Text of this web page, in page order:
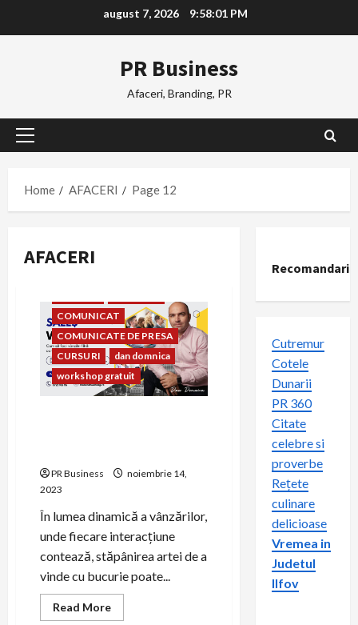
august 7, 2026 9:58:02 PM
PR Business
Afaceri, Branding, PR
Primary
Home
AFACERI Page 12
AFACERI
COMUNICAT
COMUNICATE DE PRESA
CURSURI
dan domnica
workshop gratuit
PR Business
noiembrie 14,
2023
În lumea dinamică a vânzărilor,
unde fiecare interacțiune
contează, stăpânirea artei de a
vinde cu bucurie poate...
Read MoreRead
more
advertorial seo
AFACERI
Agricultură
ARHITECTURA
ARTA
ASIGURARI
AUTO
BANCI
BUSINESS
Casa si gradina
CERCETARE
COMUNICARE
Recomandari
Cutremur
Cotele
Dunarii
PR 360
Citate
celebre si
proverbe
Rețete
culinare
delicioase
Vremea in
Judetul
Ilfov